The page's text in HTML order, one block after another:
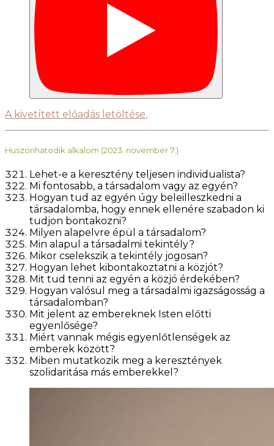
A kivetített előadás letöltése.
Huszonhatodik alkalom (2023. november 7.)
Lehet-e a keresztény teljesen individualista?
Mi fontosabb, a társadalom vagy az egyén?
Hogyan tud az egyén úgy beleilleszkedni a
társadalomba, hogy ennek ellenére szabadon ki
tudjon bontakozni?
Milyen alapelvre épül a társadalom?
Min alapul a társadalmi tekintély?
Mikor cselekszik a tekintély jogosan?
Hogyan lehet kibontakoztatni a közjót?
Mit tud tenni az egyén a közjó érdekében?
Hogyan valósul meg a társadalmi igazságosság a
társadalomban?
Mit jelent az embereknek Isten előtti
egyenlősége?
Miért vannak mégis egyenlőtlenségek az
emberek között?
Miben mutatkozik meg a keresztények
szolidaritása más emberekkel?